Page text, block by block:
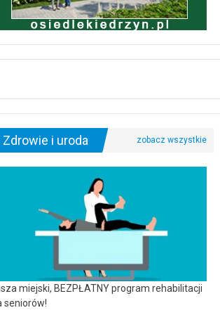
Zdrowie i uroda
miejski, BEZPŁATNY program rehabilitacji
seniorów!